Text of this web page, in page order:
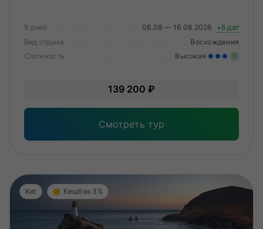
9 дней 08.08 — 16.08.2026
+6 дат
Вид отдыха
Восхождения
Сложность
Высокая ?
139 200 ₽
Смотреть тур
Хит Кешбэк 3%